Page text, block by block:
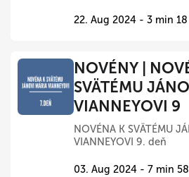
22. Aug 2024 - 3 min 18
NOVÉNY |
SVÄTÉMU
VIANNEYOVI 9
NOVÉNA K SVÄTÉMU
VIANNEYOVI 9. deň
03. Aug 2024 - 7 min